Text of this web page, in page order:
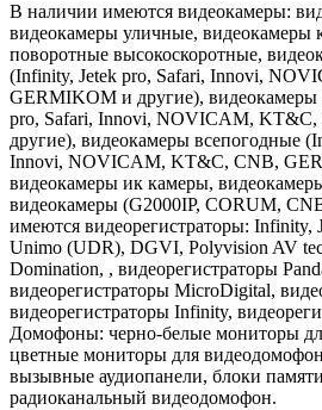
В наличии имеются видеокамеры:
видеокамеры уличные, видеокамеры
поворотные высокоскоротные,
(Infinity, Jetek pro, Safari, Innovi,
GERMIKOM и другие), видеокамеры
pro, Safari, Innovi, NOVICAM,
другие), видеокамеры всепогодные
Innovi, NOVICAM, KT&C, CNB,
видеокамеры ик камеры,
видеокамеры (G2000IP, CORUM,
имеются видеорегистраторы: Infinity,
Unimo (UDR), DGVI, Polyvision AV
Domination, , видеорегистраторы
видеорегистраторы MicroDigital,
видеорегистраторы Infinity,
Домофоны: черно-белые мониторы
цветные мониторы для
вызывные аудиопанели, блоки
радиоканальный видеодомофон.